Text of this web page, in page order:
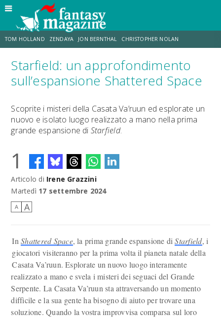
TOM HOLLAND ZENDAYA JON BERNTHAL CHRISTOPHER NOLAN
STRANIMONDI LUCCA COMICS & GAMES ODISSEA MARK RUFFALO
Starfield: un approfondimento
sull’espansione Shattered Space
Scoprite i misteri della Casata Va’ruun ed esplorate un
nuovo e isolato luogo realizzato a mano nella prima
grande espansione di Starfield.
1
Articolo di Irene Grazzini
Martedì 17 settembre 2024
A A
InShattered Space, la prima grande espansione diStarfield, i
giocatori visiteranno per la prima volta il pianeta natale della
Casata Va’ruun. Esplorate un nuovo luogo interamente
realizzato a mano e svela i misteri dei seguaci del Grande
Serpente. La Casata Va’ruun sta attraversando un momento
difficile e la sua gente ha bisogno di aiuto per trovare una
soluzione. Quando la vostra improvvisa comparsa sul loro